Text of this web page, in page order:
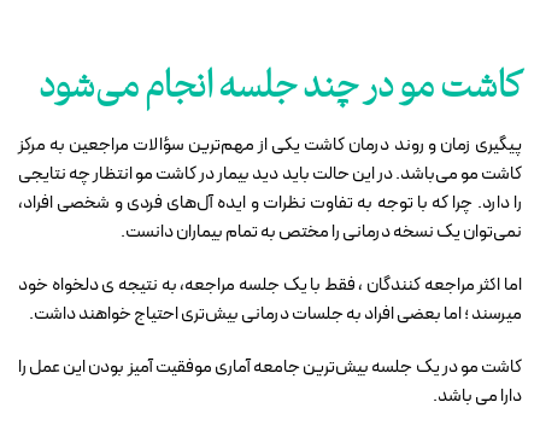
کاشت مو در چند جلسه انجام می‌شود
پیگیری زمان و روند درمان کاشت یکی از مهم‌ترین سؤالات مراجعین به مرکز
کاشت مو می‌باشد. در این حالت باید دید بیمار در کاشت مو انتظار چه نتایجی
را دارد. چرا که با توجه به تفاوت نظرات و ایده آل‌های فردی و شخصی افراد،
نمی‌توان یک نسخه درمانی را مختص به تمام بیماران دانست.
اما اکثر مراجعه کنندگان ، فقط با یک جلسه مراجعه، به نتیجه ی دلخواه خود
میرسند ؛ اما بعضی افراد به جلسات درمانی بیش‌تری احتیاج خواهند داشت.
کاشت مو در یک جلسه بیش‌ترین جامعه آماری موفقیت آمیز بودن این عمل را
دارا می باشد.